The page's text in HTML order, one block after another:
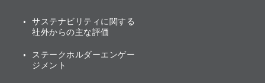
[AI] What dreams are made
その他
グループ企業一覧
業績・財務
アニュアルレポート
トップメッセージ
サステナビリティの考え方
サステナビリティに関する
社外からの主な評価
ステークホルダーエンゲー
ジメント